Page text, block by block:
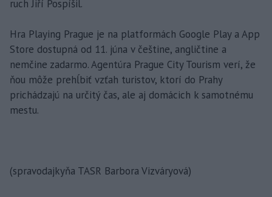
ruch Jiří Pospíšil.
Hra Playing Prague je na platformách Google Play a App
Store dostupná od 11. júna v češtine, angličtine a
nemčine zadarmo. Agentúra Prague City Tourism verí, že
ňou môže prehĺbiť vzťah turistov, ktorí do Prahy
prichádzajú na určitý čas, ale aj domácich k samotnému
mestu.
(spravodajkyňa TASR Barbora Vizváryová)